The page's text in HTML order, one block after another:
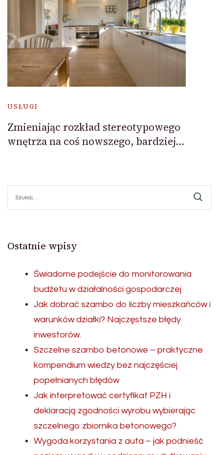
USŁUGI
Zmieniając rozkład stereotypowego
wnętrza na coś nowszego, bardziej…
Ostatnie wpisy
Świadome podejście do monitorowania
budżetu w działalności gospodarczej
Jak dobrać szambo do liczby mieszkańców i
warunków działki? Najczęstsze błędy
inwestorów.
Szczelne szambo betonowe – praktyczne
kompendium wiedzy bez najczęściej
popełnianych błędów
Jak interpretować certyfikat PZH i
deklaracją zgodności wyrobu wybierając
szczelnego zbiornika betonowego?
Wygoda korzystania z auta – jak podnieść